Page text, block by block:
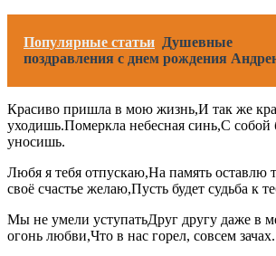
Популярные статьи Душевные
поздравления с днем рождения
Красиво пришла в мою жизнь,И так же
уходишь.Померкла небесная синь,С собой
уносишь.
Любя я тебя отпускаю,На память оставлю
своё счастье желаю,Пусть будет судьба к
Мы не умели уступатьДруг другу даже в
огонь любви,Что в нас горел, совсем зачах.